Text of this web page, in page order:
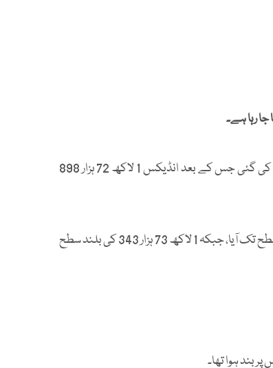
رہا ہے۔
بازارِ حصص میں کاروبار کے دوران 100 انڈیکس میں 257 پوائنٹس کی کمی ریکارڈ کی گئی جس کے بعد انڈیکس 1 لاکھ 72 ہزار 898
آج اب تک کے کاروبار کے دوران 100 انڈیکس1 لاکھ 71 ہزار 841 پوائنٹس کی نچلی سطح تک آیا، جبکہ 1 لاکھ 73 ہزار 343 کی بلند سطح